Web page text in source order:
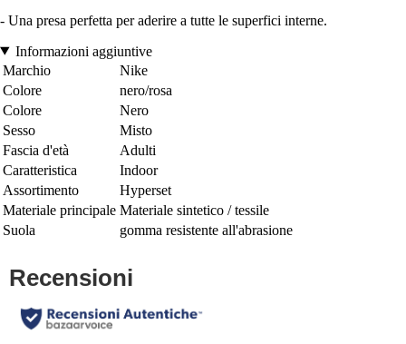
- Una presa perfetta per aderire a tutte le superfici interne.
Informazioni aggiuntive
Marchio
Nike
Colore
nero/rosa
Colore
Nero
Sesso
Misto
Fascia d'età
Adulti
Caratteristica
Indoor
Assortimento
Hyperset
Materiale principale Materiale sintetico / tessile
Suola
gomma resistente all'abrasione